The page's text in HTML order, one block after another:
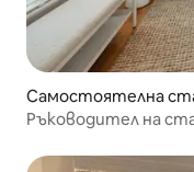
Самостоятелна
Ръководител на